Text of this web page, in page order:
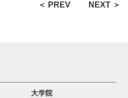
＜ PREV NEXT ＞
大学院